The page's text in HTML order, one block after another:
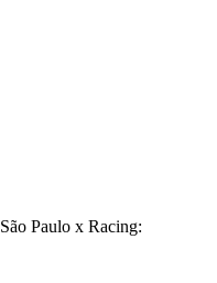
São Paulo x Racing: